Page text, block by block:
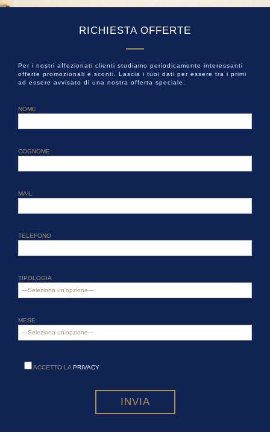
RICHIESTA OFFERTE
Per i nostri affezionati clienti studiamo periodicamente interessanti
offerte promozionali e sconti. Lascia i tuoi dati per essere tra i primi
ad essere avvisato di una nostra offerta speciale.
NOME
COGNOME
MAIL
TELEFONO
TIPOLOGIA
MESE
ACCETTO LAPRIVACY